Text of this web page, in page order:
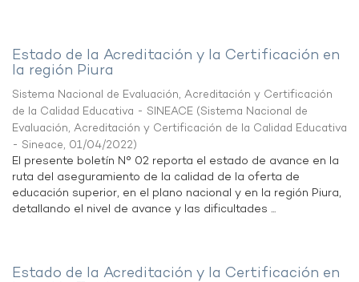
Estado de la Acreditación y la Certificación en
la región Piura
Sistema Nacional de Evaluación, Acreditación y Certificación
de la Calidad Educativa - SINEACE (Sistema Nacional de
Evaluación, Acreditación y Certificación de la Calidad Educativa
- Sineace, 01/04/2022)
El presente boletín N° 02 reporta el estado de avance en la
ruta del aseguramiento de la calidad de la oferta de
educación superior, en el plano nacional y en la región Piura,
detallando el nivel de avance y las dificultades ...
Estado de la Acreditación y la Certificación en